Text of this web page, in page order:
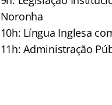
Noronha
10h: Língua Inglesa
11h: Administração